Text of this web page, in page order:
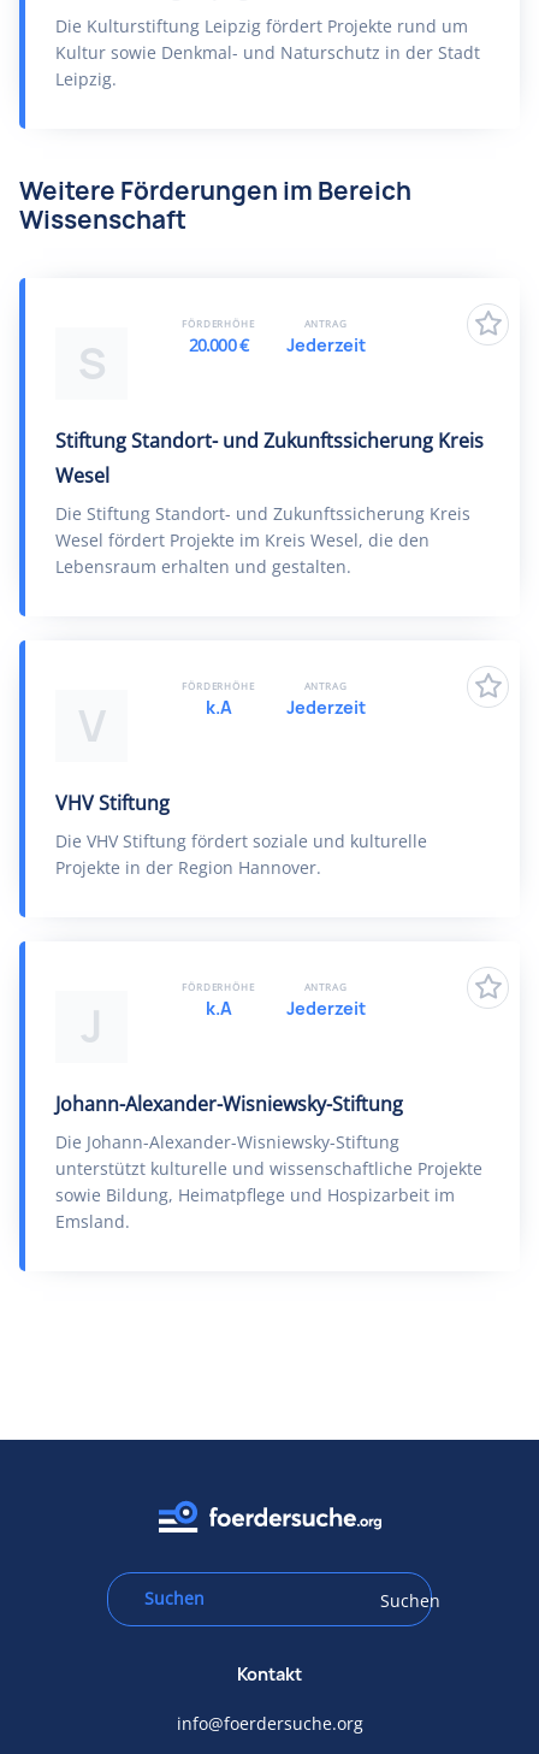
Die Kulturstiftung Leipzig fördert Projekte rund um
Kultur sowie Denkmal- und Naturschutz in der Stadt
Leipzig.
Weitere Förderungen im Bereich
Wissenschaft
S
Stiftung Standort- und Zukunftssicherung Kreis
Wesel
Die Stiftung Standort- und Zukunftssicherung Kreis
Wesel fördert Projekte im Kreis Wesel, die den
Lebensraum erhalten und gestalten.
FÖRDERHÖHE
20.000 €
ANTRAG
Jederzeit
V
VHV Stiftung
Die VHV Stiftung fördert soziale und kulturelle
Projekte in der Region Hannover.
FÖRDERHÖHE
k.A
ANTRAG
Jederzeit
J
Johann-Alexander-Wisniewsky-Stiftung
Die Johann-Alexander-Wisniewsky-Stiftung
unterstützt kulturelle und wissenschaftliche Projekte
sowie Bildung, Heimatpflege und Hospizarbeit im
Emsland.
FÖRDERHÖHE
k.A
ANTRAG
Jederzeit
Suchen
Kontakt
info@foerdersuche.org